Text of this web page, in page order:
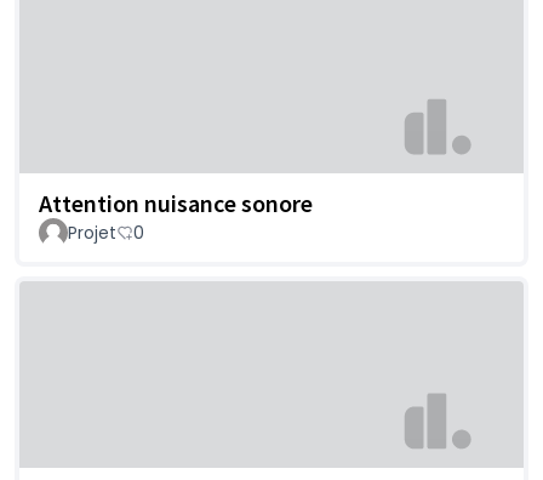
Attention nuisance sonore
Projet 0